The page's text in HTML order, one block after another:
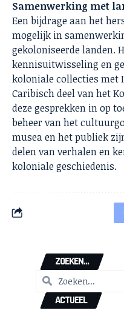
Samenwerking met
Een bijdrage aan het
mogelijk in
gekoloniseerde landen.
kennisuitwisseling en
koloniale collecties met
Caribisch deel van het
deze gesprekken in op
beheer van het
musea en het publiek
delen van verhalen en
koloniale geschiedenis.
ZOEKEN...
ACTUEEL